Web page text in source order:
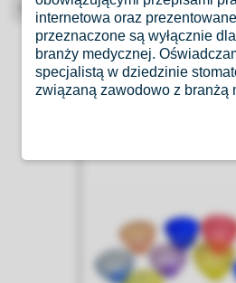
High-contrast mode
Produkty
internetowa oraz
przeznaczone są wyłącznie
branży medycznej.
specjalistą w dziedzinie
związaną zawodowo z branżą